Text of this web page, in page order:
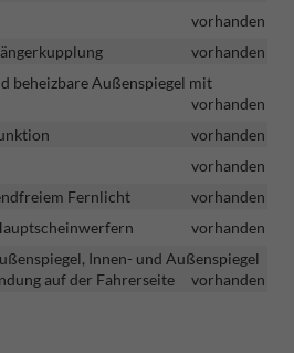
vorhanden
vorhanden
beheizbare Außenspiegel mit
vorhanden
vorhanden
vorhanden
Fernlicht
vorhanden
vorhanden
Innen- und Außenspiegel
auf der Fahrerseite
vorhanden